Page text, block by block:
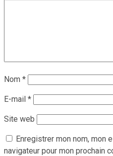
Nom *
E-mail *
Site web
Enregistrer mon nom, mon
navigateur pour mon prochain